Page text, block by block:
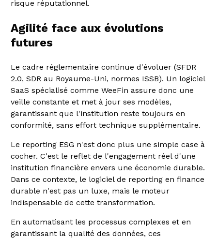
risque réputationnel.
Agilité face aux évolutions
futures
Le cadre réglementaire continue d'évoluer (SFDR
2.0, SDR au Royaume-Uni, normes ISSB). Un logiciel
SaaS spécialisé comme WeeFin assure donc une
veille constante et met à jour ses modèles,
garantissant que l'institution reste toujours en
conformité, sans effort technique supplémentaire.
Le reporting ESG n'est donc plus une simple case à
cocher. C'est le reflet de l'engagement réel d'une
institution financière envers une économie durable.
Dans ce contexte, le logiciel de reporting en finance
durable n'est pas un luxe, mais le moteur
indispensable de cette transformation.
En automatisant les processus complexes et en
garantissant la qualité des données, ces